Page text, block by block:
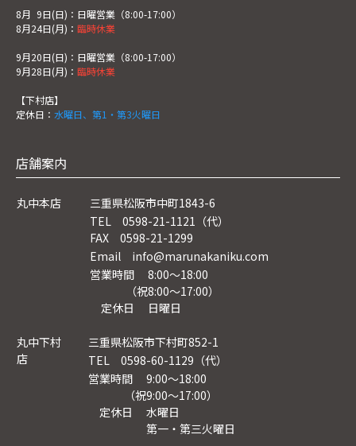
8月 9日(日)：日曜営業（8:00-17:00）
8月24日(月)： 臨時休業
9月20日(日)：日曜営業（8:00-17:00）
9月28日(月)： 臨時休業
【下村店】
定休日： 水曜日、第1・第3火曜日
店舗案内
丸中本店
三重県松阪市中町1843-6
TEL 0598-21-1121（代）
FAX 0598-21-1299
Email info@marunakaniku.com
営業時間 8:00～18:00
（祝8:00〜17:00）
定休日 日曜日
丸中下村
店
三重県松阪市下村町852-1
TEL 0598-60-1129（代）
営業時間 9:00～18:00
（祝9:00〜17:00）
定休日 水曜日
第一・第三火曜日